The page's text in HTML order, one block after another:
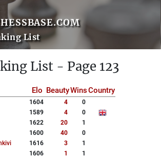
List
List - Page 123
Elo BeautyWinsCountry
1604 4
0
1589 4
0
1622 20
1
1600 40
0
1616 3
1
1606 1
1